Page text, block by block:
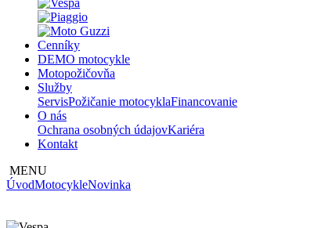
Cenníky
DEMO motocykle
Motopožičovňa
Služby
ServisPožičanie motocyklaFinancovanie
O nás
Ochrana osobných údajovKariéra
Kontakt
MENU
ÚvodMotocykleNovinka